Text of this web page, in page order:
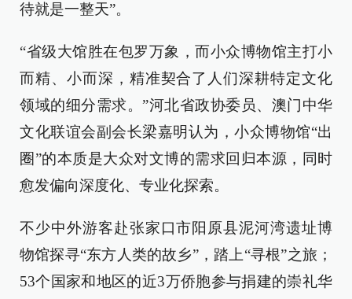
待就是一整天”。
“省级大馆胜在包罗万象，而小众博物馆主打小
而精、小而深，精准契合了人们深耕特定文化
领域的细分需求。”河北省政协委员、澳门中华
文化联谊会副会长梁嘉明认为，小众博物馆“出
圈”的本质是大众对文博的需求回归本源，同时
愈发偏向深度化、专业化探索。
不少中外游客赴张家口市阳原县泥河湾遗址博
物馆探寻“东方人类的故乡”，踏上“寻根”之旅；
53个国家和地区的近3万侨胞参与捐建的崇礼华